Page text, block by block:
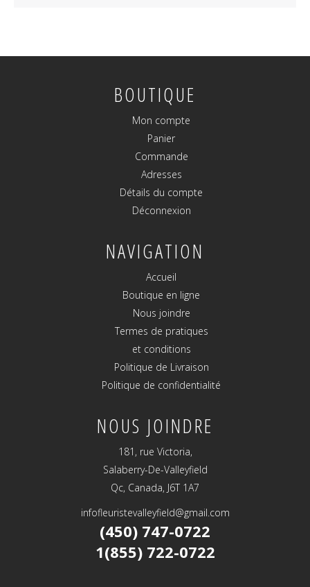
BOUTIQUE
Mon compte
Panier
Commande
Adresses
Détails du compte
Déconnexion
NAVIGATION
Accueil
Boutique en ligne
Nous joindre
Termes de pratiques
et conditions
Politique de Livraison
Politique de confidentialité
NOUS JOINDRE
181, rue Victoria,
Salaberry-De-Valleyfield
Qc, Canada, J6T 1A7
infofleuristevalleyfield@gmail.com
(450) 747-0722
1(855) 722-0722